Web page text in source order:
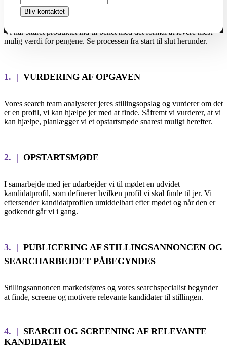
Tech Search er en light search løsning til jeres akutte
rekrutteringsbehov.
Vi har skåret produktet ind til benet med det formål at levere mest
mulig værdi for pengene. Se processen fra start til slut herunder.
1. | VURDERING AF OPGAVEN
Vores search team analyserer jeres stillingsopslag og vurderer om det
er en profil, vi kan hjælpe jer med at finde. Såfremt vi vurderer, at vi
kan hjælpe, planlægger vi et opstartsmøde snarest muligt herefter.
2. | OPSTARTSMØDE
I samarbejde med jer udarbejder vi til mødet en udvidet
kandidatprofil, som definerer hvilken profil vi skal finde til jer. Vi
eftersender kandidatprofilen umiddelbart efter mødet og når den er
godkendt går vi i gang.
3. | PUBLICERING AF STILLINGSANNONCEN OG
SEARCHARBEJDET PÅBEGYNDES
Stillingsannoncen markedsføres og vores searchspecialist begynder
at finde, screene og motivere relevante kandidater til stillingen.
4. | SEARCH OG SCREENING AF RELEVANTE
KANDIDATER